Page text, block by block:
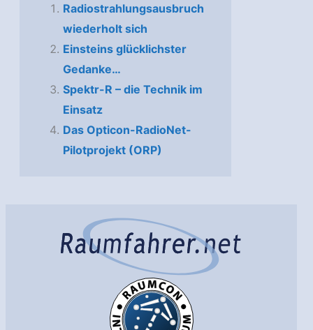
Radiostrahlungsausbruch
wiederholt sich
Einsteins glücklichster
Gedanke…
Spektr-R – die Technik im
Einsatz
Das Opticon-RadioNet-
Pilotprojekt (ORP)